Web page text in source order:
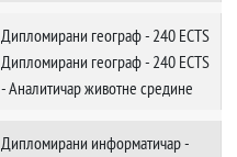
Дипломирани географ - 240 ECTS
Дипломирани географ - 240 ECTS
- Аналитичар животне средине
Дипломирани информатичар -